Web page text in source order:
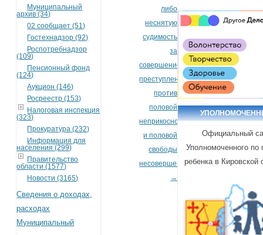
Муниципальный
архив (34)
02 сообщает (51)
Гостехнадзор (92)
Роспотребнадзор
(109)
Пенсионный фонд
(124)
Аукцион (146)
Росреестр (153)
Налоговая инспекция
(323)
Прокуратура (232)
Информация для
населения (299)
Правительство
области (1577)
Новости (3165)
Сведения о доходах,
расходах
Муниципальный
либо
неснятую
судимость
за
совершение
преступления
против
половой
неприкосновенности
и половой
свободы
несовершеннолетнего
→
Официальный
Уполномоченного по
ребенка в Кировской